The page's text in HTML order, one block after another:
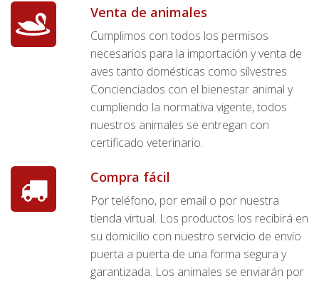
Venta de animales
Cumplimos con todos los permisos
necesarios para la importación y venta de
aves tanto domésticas como silvestres.
Concienciados con el bienestar animal y
cumpliendo la normativa vigente, todos
nuestros animales se entregan con
certificado veterinario.
Compra fácil
Por teléfono, por email o por nuestra
tienda virtual. Los productos los recibirá en
su domicilio con nuestro servicio de envío
puerta a puerta de una forma segura y
garantizada. Los animales se enviarán por